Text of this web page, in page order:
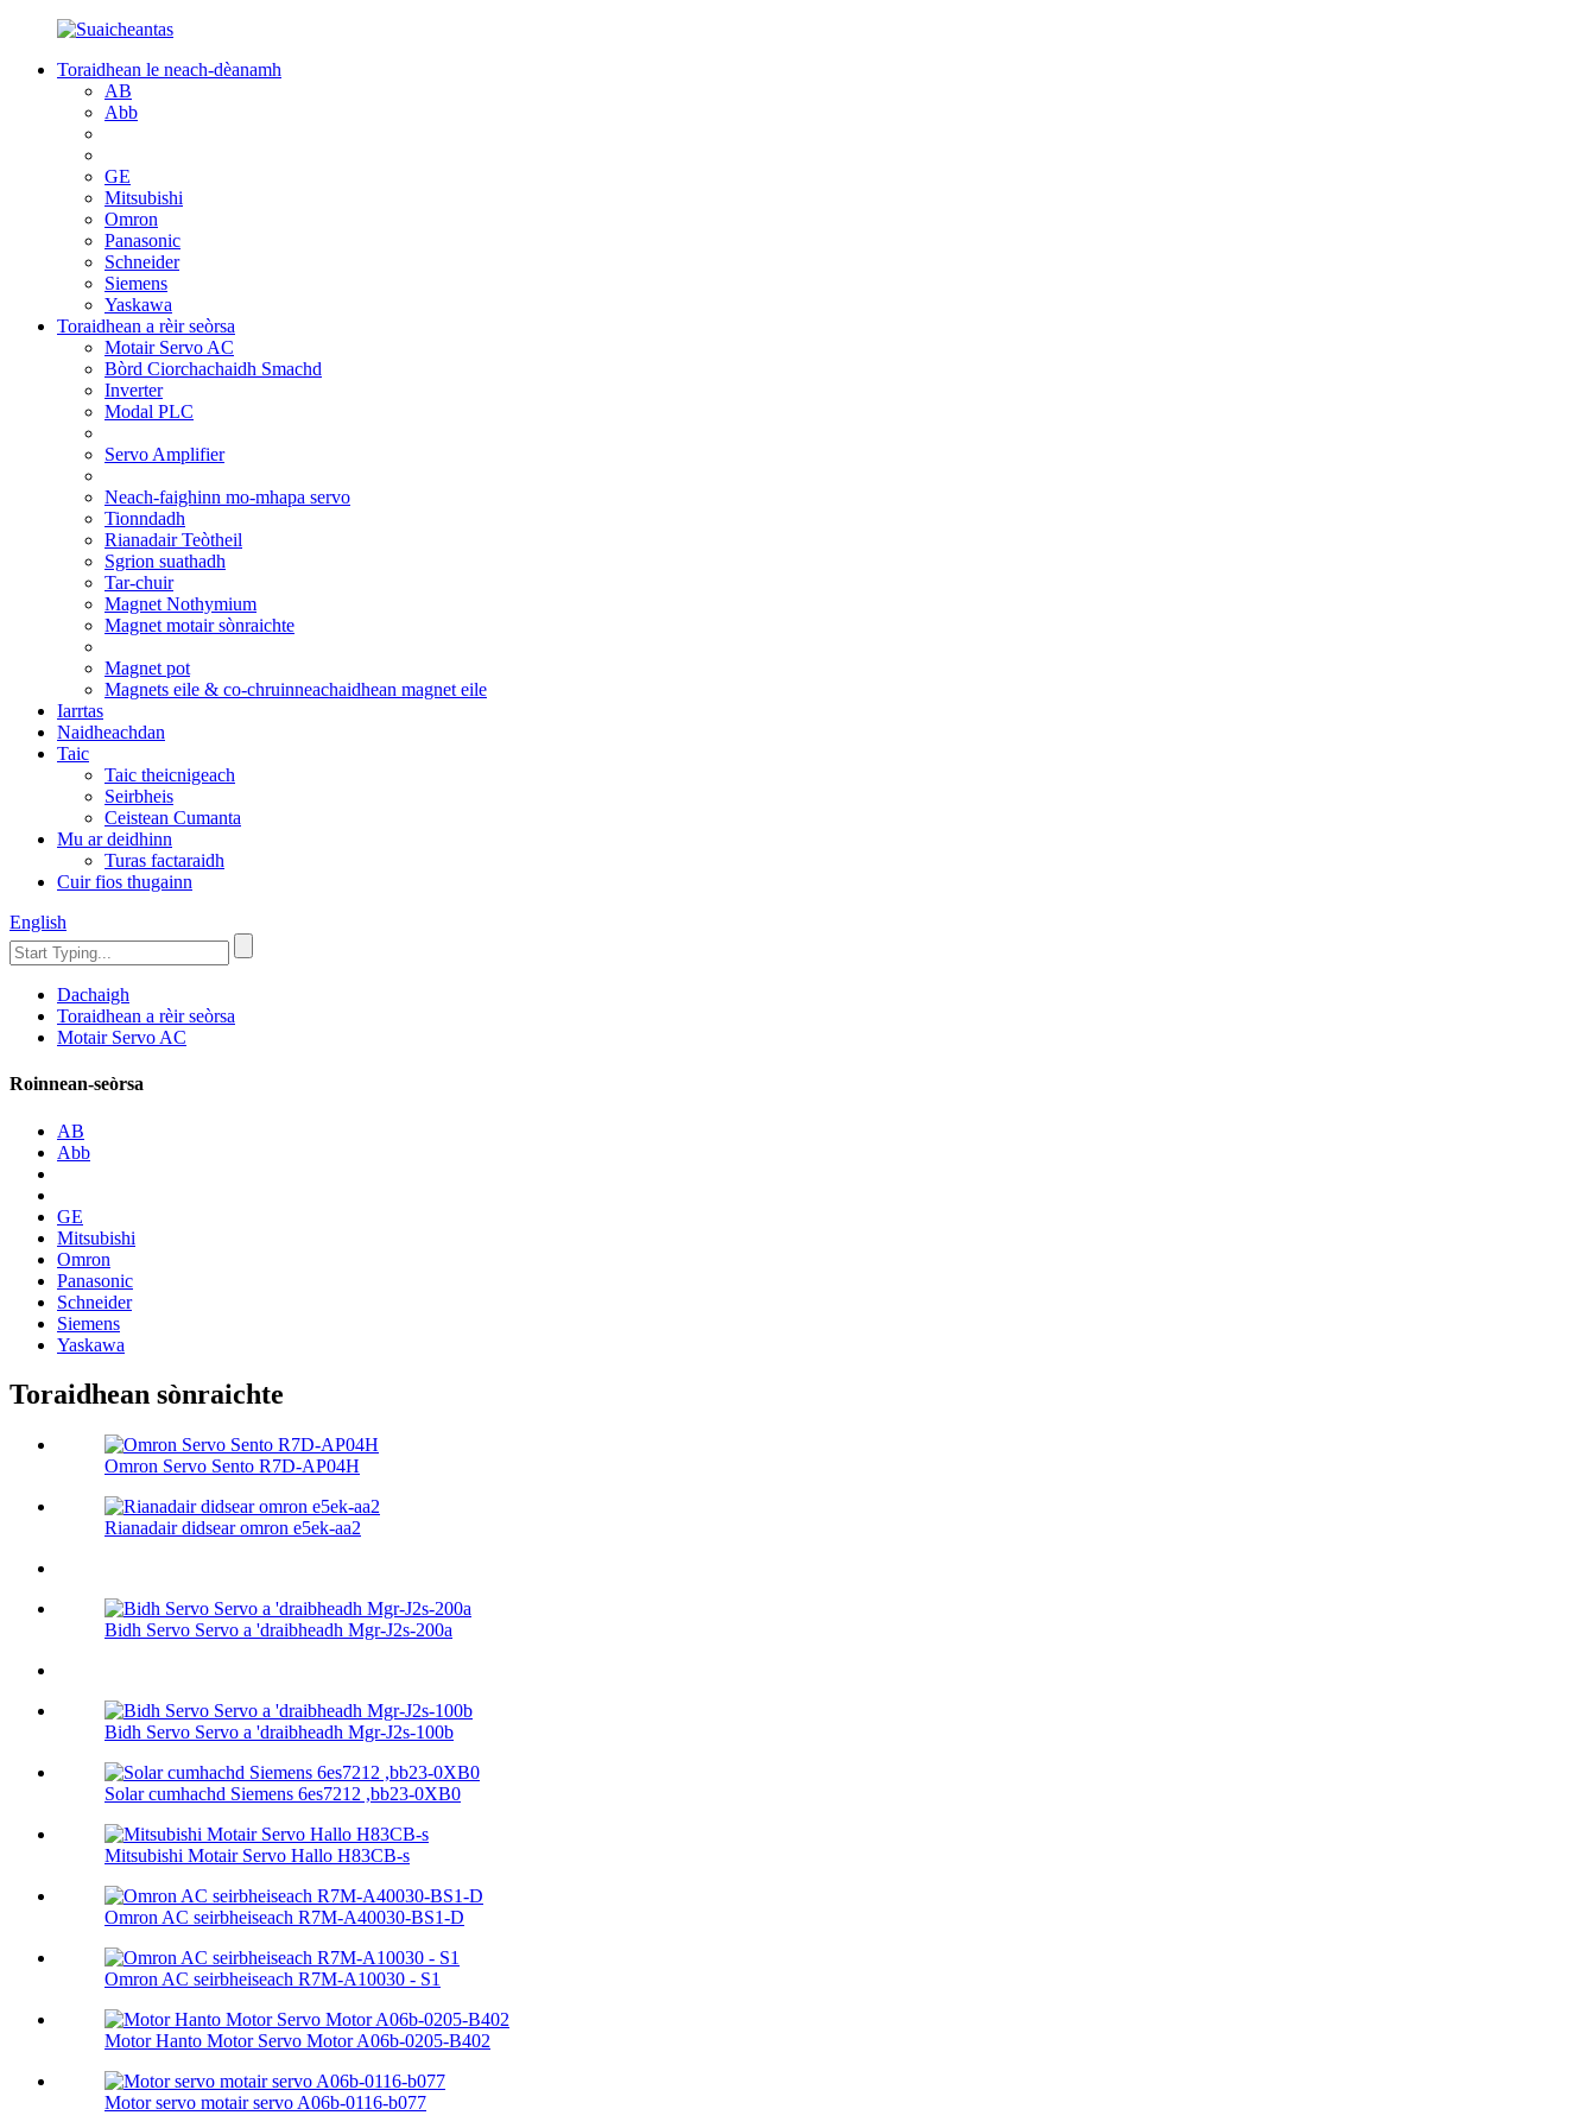
Toraidhean le neach-dèanamh
AB
Abb
GE
Mitsubishi
Omron
Panasonic
Schneider
Siemens
Yaskawa
Toraidhean a rèir seòrsa
Motair Servo AC
Bòrd Ciorchachaidh Smachd
Inverter
Modal PLC
Servo Amplifier
Neach-faighinn mo-mhapa servo
Tionndadh
Rianadair Teòtheil
Sgrion suathadh
Tar-chuir
Magnet Nothymium
Magnet motair sònraichte
Magnet pot
Magnets eile & co-chruinneachaidhean magnet eile
Iarrtas
Naidheachdan
Taic
Taic theicnigeach
Seirbheis
Ceistean Cumanta
Mu ar deidhinn
Turas factaraidh
Cuir fios thugainn
English
Dachaigh
Toraidhean a rèir seòrsa
Motair Servo AC
Roinnean-seòrsa
AB
Abb
GE
Mitsubishi
Omron
Panasonic
Schneider
Siemens
Yaskawa
Toraidhean sònraichte
Omron Servo Sento R7D-AP04H
Rianadair didsear omron e5ek-aa2
Bidh Servo Servo a 'draibheadh ​​Mgr-J2s-200a
Bidh Servo Servo a 'draibheadh ​​Mgr-J2s-100b
Solar cumhachd Siemens 6es7212 ,bb23-0XB0
Mitsubishi Motair Servo Hallo H83CB-s
Omron AC seirbheiseach R7M-A40030-BS1-D
Omron AC seirbheiseach R7M-A10030 - S1
Motor Hanto Motor Servo Motor A06b-0205-B402
Motor servo motair servo A06b-0116-b077